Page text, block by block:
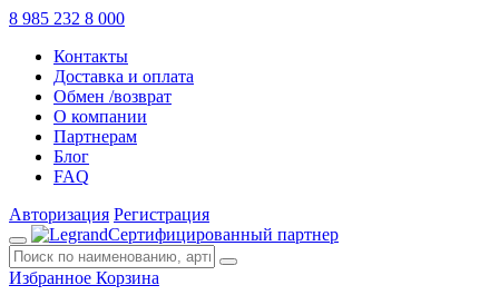
8 985 232 8 000
Контакты
Доставка и оплата
Обмен /возврат
О компании
Партнерам
Блог
FAQ
Авторизация Регистрация
Сертифицированный партнер
Избранное Корзина